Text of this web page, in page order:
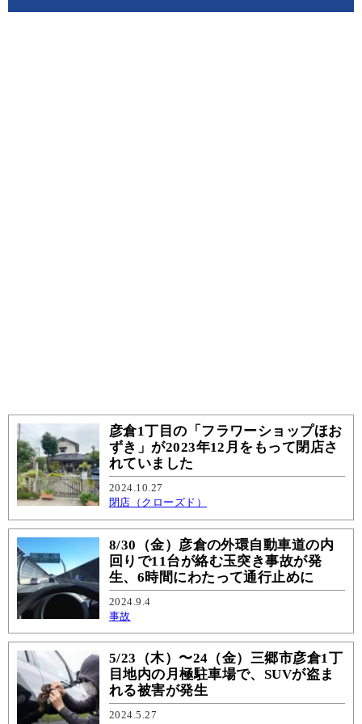
彦倉1丁目の「フラワーショップほお
ずき」が2023年12月をもって閉店さ
れていました
2024.10.27
閉店（クローズド）
8/30（金）彦倉の外環自動車道の内
回りで11台が絡む玉突き事故が発
生、6時間にわたって通行止めに
2024.9.4
事故
5/23（木）〜24（金）三郷市彦倉1丁
目地内の月極駐車場で、SUVが盗ま
れる被害が発生
2024.5.27